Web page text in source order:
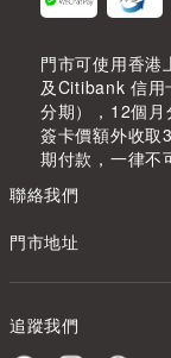
門市可使用香港
及Citibank 信用
分期），12個
簽卡價額外收取
期付款，一律不
聯絡我們
門市地址
追蹤我們